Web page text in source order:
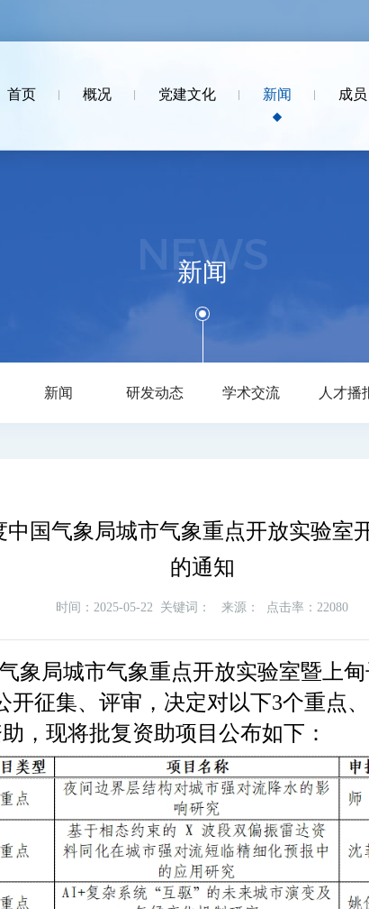
首页 概况 党建文化 新闻 成员
NEWS
新闻
新闻 研发动态 学术交流 人才播
中国气象局城市气象重点开放实验室
的通知
时间：2025-05-22 关键词： 来源： 点击率：22080
象局城市气象重点开放实验室暨上
开征集、评审，决定对以下3个重点
，现将批复资助项目公布如下：